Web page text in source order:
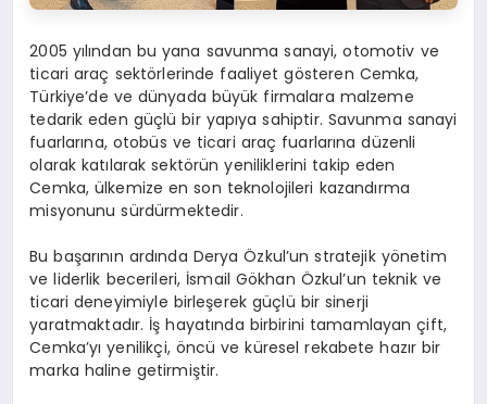
2005 yılından bu yana savunma sanayi, otomotiv ve
ticari araç sektörlerinde faaliyet gösteren Cemka,
Türkiye’de ve dünyada büyük firmalara malzeme
tedarik eden güçlü bir yapıya sahiptir. Savunma sanayi
fuarlarına, otobüs ve ticari araç fuarlarına düzenli
olarak katılarak sektörün yeniliklerini takip eden
Cemka, ülkemize en son teknolojileri kazandırma
misyonunu sürdürmektedir.
Bu başarının ardında Derya Özkul’un stratejik yönetim
ve liderlik becerileri, İsmail Gökhan Özkul’un teknik ve
ticari deneyimiyle birleşerek güçlü bir sinerji
yaratmaktadır. İş hayatında birbirini tamamlayan çift,
Cemka’yı yenilikçi, öncü ve küresel rekabete hazır bir
marka haline getirmiştir.